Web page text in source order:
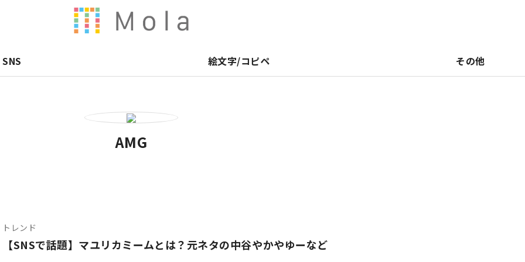
SNS 絵文字/コピペ その他
AMG
トレンド
【SNSで話題】マユリカミームとは？元ネタの中谷やかやゆーなど